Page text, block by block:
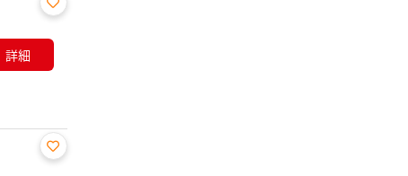
に入
り登
詳細